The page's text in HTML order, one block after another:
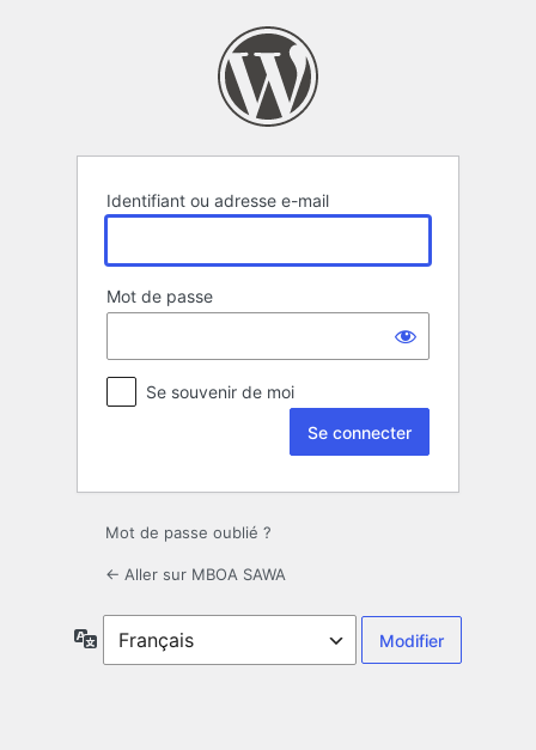
Identifiant ou adresse e-mail
Mot de passe
Se souvenir de moi
Mot de passe oublié ?
← Aller sur MBOA SAWA
Langue